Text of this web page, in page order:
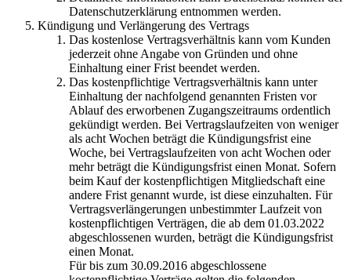
Datenschutzerklärung entnommen werden.
Kündigung und Verlängerung des Vertrags
Das kostenlose Vertragsverhältnis kann vom Kunden
jederzeit ohne Angabe von Gründen und ohne
Einhaltung einer Frist beendet werden.
Das kostenpflichtige Vertragsverhältnis kann unter
Einhaltung der nachfolgend genannten Fristen vor
Ablauf des erworbenen Zugangszeitraums ordentlich
gekündigt werden. Bei Vertragslaufzeiten von weniger
als acht Wochen beträgt die Kündigungsfrist eine
Woche, bei Vertragslaufzeiten von acht Wochen oder
mehr beträgt die Kündigungsfrist einen Monat. Sofern
beim Kauf der kostenpflichtigen Mitgliedschaft eine
andere Frist genannt wurde, ist diese einzuhalten. Für
Vertragsverlängerungen unbestimmter Laufzeit von
kostenpflichtigen Verträgen, die ab dem 01.03.2022
abgeschlossenen wurden, beträgt die Kündigungsfrist
einen Monat.
Für bis zum 30.09.2016 abgeschlossene